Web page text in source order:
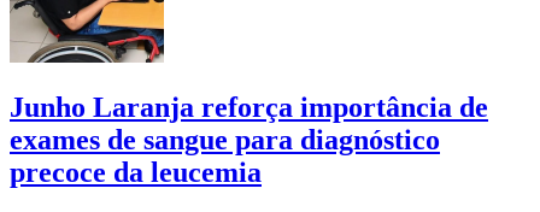
Junho Laranja reforça importância de
exames de sangue para diagnóstico
precoce da leucemia